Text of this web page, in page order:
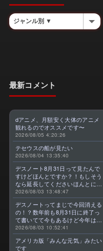
最新コメント
dアニメ、月額安く大体のアニメ
観れるのでオススメです〜
2026/08/05 4:20:26
テセウスの船が見たい
2026/08/04 13:35:40
デスノート8月31日って見たんで
すけどほんとですか？！もしそう
なら延長してくださいほんとに大
好きなんです😭
2026/08/03 13:48:47
デスノートってまじで今回消える
の！？数年前も8月31日に終了っ
て書いてて今もあるけど今年はま
じのやつ！？よくわからん！！で
きればなくならないでほしい！平
成アニメを振り返らせてくれっ
2026/08/03 10:52:41
アメリカ版「みんな元気」みたい
です